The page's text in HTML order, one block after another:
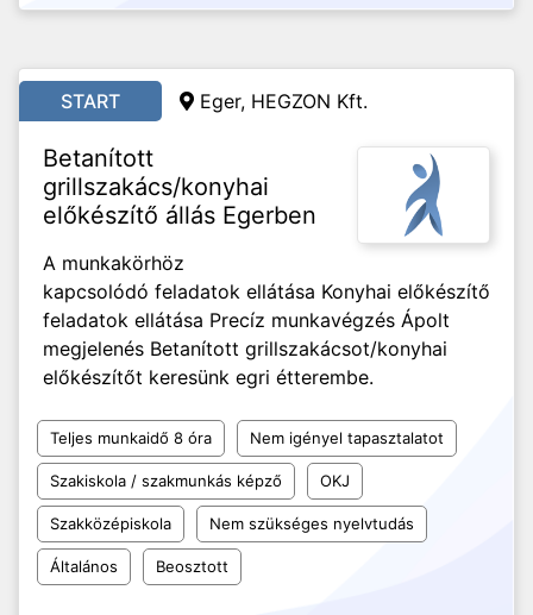
START Eger, HEGZON Kft.
Betanított
grillszakács/konyhai
előkészítő állás Egerben
A munkakörhöz
kapcsolódó feladatok ellátása Konyhai előkészítő
feladatok ellátása Precíz munkavégzés Ápolt
megjelenés Betanított grillszakácsot/konyhai
előkészítőt keresünk egri étterembe.
Teljes munkaidő 8 óra Nem igényel tapasztalatot
Szakiskola / szakmunkás képző OKJ
Szakközépiskola Nem szükséges nyelvtudás
Általános Beosztott